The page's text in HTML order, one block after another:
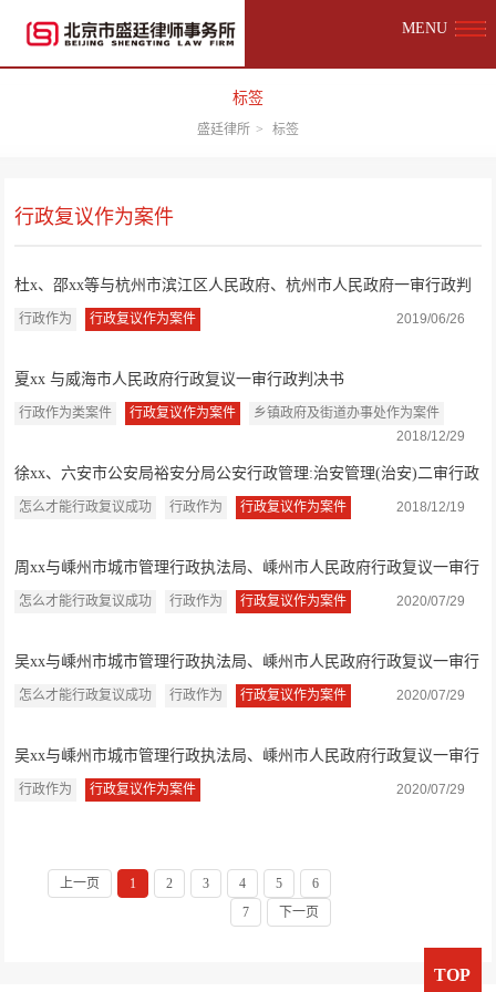
MENU
标签
盛廷律所 > 标签
行政复议作为案件
杜x、邵xx等与杭州市滨江区人民政府、杭州市人民政府一审行政判
决书
行政作为 行政复议作为案件 2019/06/26
夏xx 与威海市人民政府行政复议一审行政判决书
行政作为类案件 行政复议作为案件
乡镇政府及街道办事处作为案件
2018/12/29
徐xx、六安市公安局裕安分局公安行政管理:治安管理(治安)二审行政
判决书
怎么才能行政复议成功 行政作为 行政复议作为案件 2018/12/19
周xx与嵊州市城市管理行政执法局、嵊州市人民政府行政复议一审行
政判决书
怎么才能行政复议成功 行政作为 行政复议作为案件 2020/07/29
吴xx与嵊州市城市管理行政执法局、嵊州市人民政府行政复议一审行
政判决书1
怎么才能行政复议成功 行政作为 行政复议作为案件 2020/07/29
吴xx与嵊州市城市管理行政执法局、嵊州市人民政府行政复议一审行
政判决书
行政作为 行政复议作为案件 2020/07/29
上一页 1 2 3 4 5
6
7
下一页
TOP